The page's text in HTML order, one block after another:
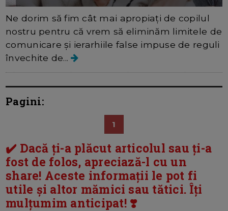
Ne dorim să fim cât mai apropiați de copilul
nostru pentru că vrem să eliminăm limitele de
comunicare și ierarhiile false impuse de reguli
învechite de...
Pagini:
1
✔️ Dacă ți-a plăcut articolul sau ți-a
fost de folos, apreciază-l cu un
share! Aceste informații le pot fi
utile și altor mămici sau tătici. Îți
mulțumim anticipat! ❣️